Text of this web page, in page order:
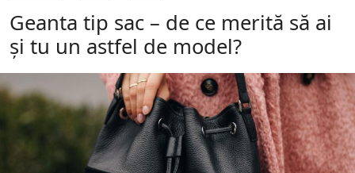
Geanta tip sac – de ce merită să ai
și tu un astfel de model?